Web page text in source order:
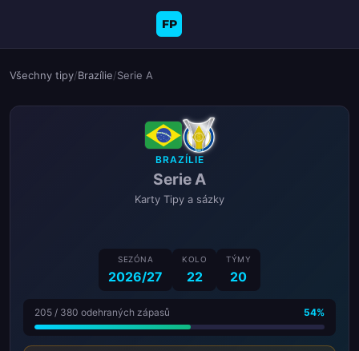
FP
Všechny tipy/Brazílie/Serie A
BRAZÍLIE
Serie A
Karty Tipy a sázky
SEZÓNA
2026/27
KOLO
22
TÝMY
20
205 / 380 odehraných zápasů 54%